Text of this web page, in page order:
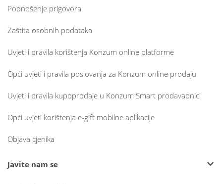
Podnošenje prigovora
Zaštita osobnih podataka
Uvjeti i pravila korištenja Konzum online platforme
Opći uvjeti i pravila poslovanja za Konzum online prodaju
Uvjeti i pravila kupoprodaje u Konzum Smart prodavaonici
Opći uvjeti korištenja e-gift mobilne aplikacije
Objava cjenika
Javite nam se